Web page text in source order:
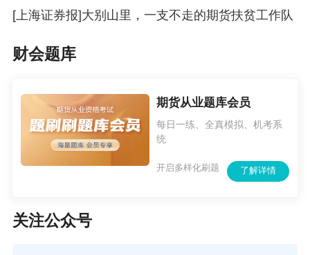
下，牵头开展了茶油期货的可行性研究工作，并
最新的进展是，太湖县人民政府向证监会发
市茶油期货产品并设立交割仓库，用期货工具扶
持产业发展。
一支不走的扶贫工作队
结构标准化厂房修葺一新，如置身工业园区。
[上海证券报]大别山里，一支不走的期货扶贫工作队
财会题库
期货从业题库会员
每日一练、全真模拟、机考系
统
了解详情
开启多样化刷题
关注公众号